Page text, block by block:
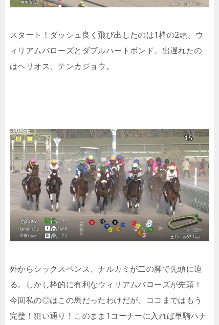
スタート！ダッシュ良く飛び出したのは1枠の2頭、ウ
ィリアムバローズとダブルハートボンド。出遅れたの
はヘリオス、テンカジョウ。
外からシックスペンス、ナルカミが二の脚で先頭に迫
る。しかし枠的に有利なウィリアムバローズが先頭！
今回私の◎はこの馬だったわけだが、ココまではもう
完璧！狙い通り！このまま1コーナーに入れば単騎ハナ